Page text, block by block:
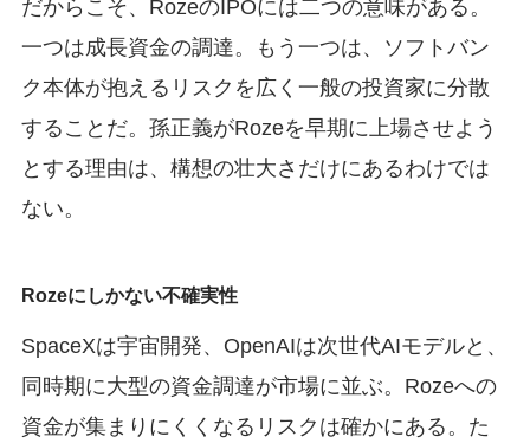
だからこそ、RozeのIPOには二つの意味がある。
一つは成長資金の調達。もう一つは、ソフトバン
ク本体が抱えるリスクを広く一般の投資家に分散
することだ。孫正義がRozeを早期に上場させよう
とする理由は、構想の壮大さだけにあるわけでは
ない。
Rozeにしかない不確実性
SpaceXは宇宙開発、OpenAIは次世代AIモデルと、
同時期に大型の資金調達が市場に並ぶ。Rozeへの
資金が集まりにくくなるリスクは確かにある。た